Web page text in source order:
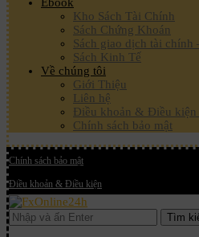
Kho Sách Tài Chính
Sách Chứng Khoán
Sách giao dịch tài chính
Sách Kinh Tế
Về chúng tôi
Giới Thiệu
Liên hệ
Điều khoản & Điều kiện
Chính sách bảo mật
Chính sách bảo mật
Điều khoản & Điều kiện
Tìm